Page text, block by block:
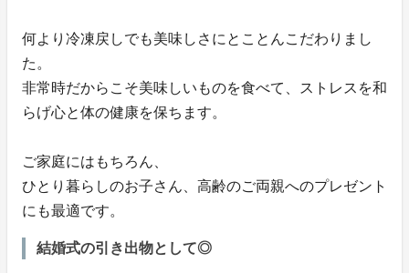
何より冷凍戻しでも美味しさにとことんこだわりまし
た。
非常時だからこそ美味しいものを食べて、ストレスを和
らげ心と体の健康を保ちます。
ご家庭にはもちろん、
ひとり暮らしのお子さん、高齢のご両親へのプレゼント
にも最適です。
結婚式の引き出物として◎